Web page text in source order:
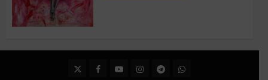
22 DE FEBRERO DE 2026
0
TwitterFacebook
YoutubeInstagram
TelegramWhatsApp